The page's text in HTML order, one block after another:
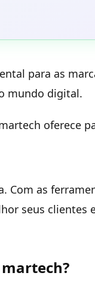
para as
mundo digital.
oferece
Com as
seus clientes